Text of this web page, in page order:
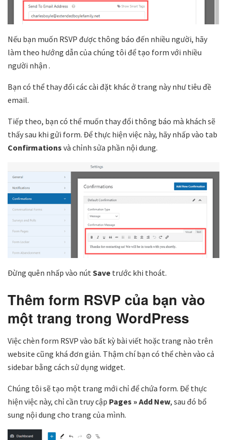
Nếu bạn muốn RSVP được thông báo đến nhiều người, hãy
làm theo hướng dẫn của chúng tôi để tạo form với nhiều
người nhận .
Bạn có thể thay đổi các cài đặt khác ở trang này như tiêu đề
email.
Tiếp theo, bạn có thể muốn thay đổi thông báo mà khách sẽ
thấy sau khi gửi form. Để thực hiện việc này, hãy nhấp vào tab
Confirmations và chỉnh sửa phần nội dung.
Đừng quên nhấp vào nút Save trước khi thoát.
Thêm form RSVP của bạn vào
một trang trong WordPress
Việc chèn form RSVP vào bất kỳ bài viết hoặc trang nào trên
website cũng khá đơn giản. Thậm chí bạn có thể chèn vào cả
sidebar bằng cách sử dụng widget.
Chúng tôi sẽ tạo một trang mới chỉ để chứa form. Để thực
hiện việc này, chỉ cần truy cập Pages » Add New, sau đó bổ
sung nội dung cho trang của mình.